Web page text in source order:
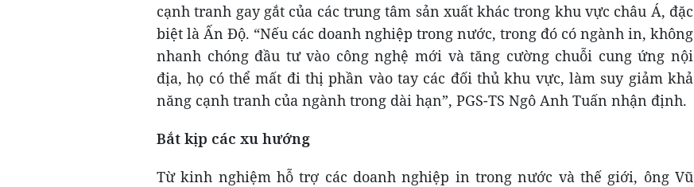
cạnh tranh gay gắt của các trung tâm sản xuất khác trong khu vực châu Á, đặc
biệt là Ấn Độ. “Nếu các doanh nghiệp trong nước, trong đó có ngành in, không
nhanh chóng đầu tư vào công nghệ mới và tăng cường chuỗi cung ứng nội
địa, họ có thể mất đi thị phần vào tay các đối thủ khu vực, làm suy giảm khả
năng cạnh tranh của ngành trong dài hạn”, PGS-TS Ngô Anh Tuấn nhận định.
Bắt kịp các xu hướng
Từ kinh nghiệm hỗ trợ các doanh nghiệp in trong nước và thế giới, ông Vũ